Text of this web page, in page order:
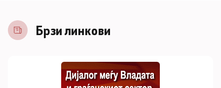
Брзи линкови